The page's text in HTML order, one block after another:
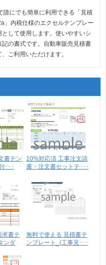
誰にでも簡単に利用できる「見積
」内税仕様のエクセルテンプレー
して使用します。使いやすいシ
の書式です。自動車販売見積書
ご利用いただけます。
書テン
･･･
10%対応済 工事注文請
書・注文書セットテ･･･
求書テ
ンダ
無料で使える 見積書テ
ンプレート_(工事見･･･